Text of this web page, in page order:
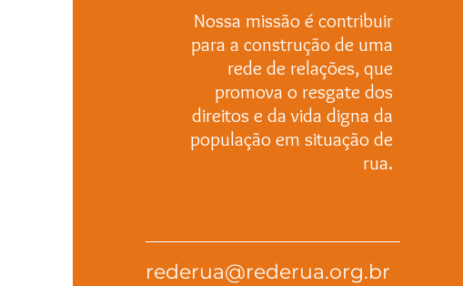
Nossa missão é contribuir
para a construção de uma
rede de relações, que
promova o resgate dos
direitos e da vida digna da
população em situação de
rua.
rederua@rederua.org.br